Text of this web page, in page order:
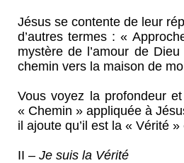
Jésus se contente de leur
d’autres termes : «
mystère de l’amour de
chemin vers la maison de
Vous voyez la profondeur
« Chemin » appliquée à
il ajoute qu’il est la « Vérité
II –Je suis la Vérité